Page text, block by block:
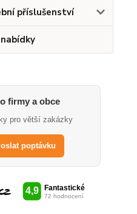
příslušenství
firmy a obce
pro větší zakázky
poptávku